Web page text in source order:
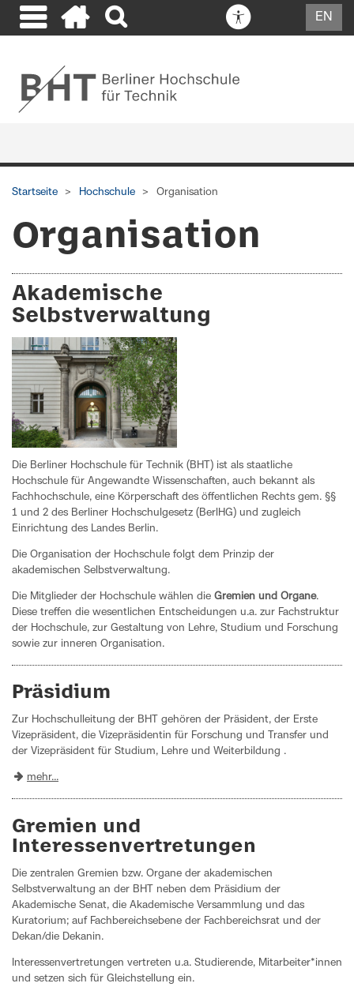
EN
Startseite Hochschule Organisation
Organisation
Akademische
Selbstverwaltung
Die Berliner Hochschule für Technik (BHT) ist als staatliche
Hochschule für Angewandte Wissenschaften, auch bekannt als
Fachhochschule, eine Körperschaft des öffentlichen Rechts gem. §§
1 und 2 des Berliner Hochschulgesetz (BerlHG) und zugleich
Einrichtung des Landes Berlin.
Die Organisation der Hochschule folgt dem Prinzip der
akademischen Selbstverwaltung.
Die Mitglieder der Hochschule wählen die Gremien und Organe.
Diese treffen die wesentlichen Entscheidungen u.a. zur Fachstruktur
der Hochschule, zur Gestaltung von Lehre, Studium und Forschung
sowie zur inneren Organisation.
Präsidium
Zur Hochschulleitung der BHT gehören der Präsident, der Erste
Vizepräsident, die Vizepräsidentin für Forschung und Transfer und
der Vizepräsident für Studium, Lehre und Weiterbildung .
mehr...
Gremien und
Interessenvertretungen
Die zentralen Gremien bzw. Organe der akademischen
Selbstverwaltung an der BHT neben dem Präsidium der
Akademische Senat, die Akademische Versammlung und das
Kuratorium; auf Fachbereichsebene der Fachbereichsrat und der
Dekan/die Dekanin.
Interessenvertretungen vertreten u.a. Studierende, Mitarbeiter*innen
und setzen sich für Gleichstellung ein.